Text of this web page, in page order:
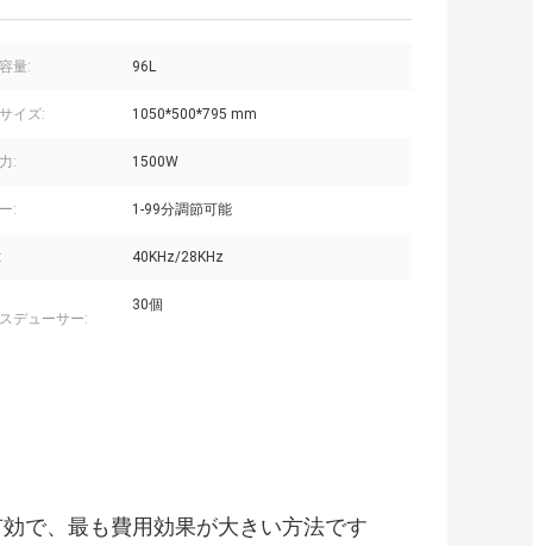
量: 96L
イズ: 1050*500*795 mm
: 1500W
: 1-99分調節可能
40KHz/28KHz
デューサー:
30個
で、最も費用効果が大きい方法です